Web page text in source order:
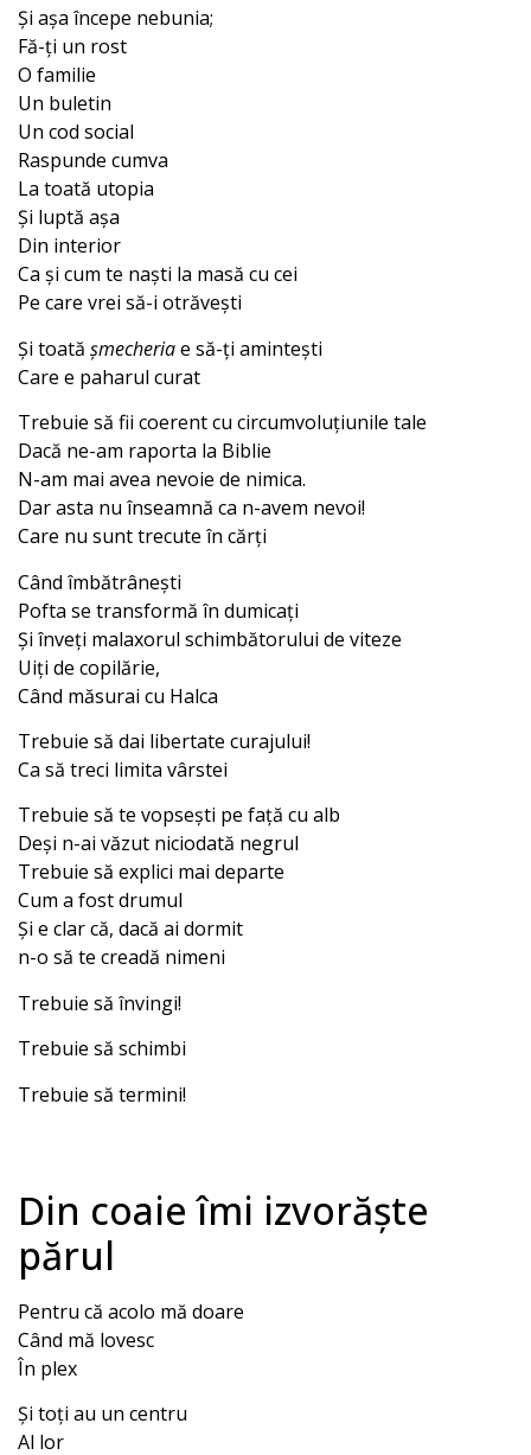
Și așa începe nebunia;
Fă-ți un rost
O familie
Un buletin
Un cod social
Raspunde cumva
La toată utopia
Și luptă așa
Din interior
Ca și cum te naști la masă cu cei
Pe care vrei să-i otrăvești
Și toată șmecheriae să-ți amintești
Care e paharul curat
Trebuie să fii coerent cu circumvoluțiunile tale
Dacă ne-am raporta la Biblie
N-am mai avea nevoie de nimica.
Dar asta nu înseamnă ca n-avem nevoi!
Care nu sunt trecute în cărți
Când îmbătrânești
Pofta se transformă în dumicați
Și înveți malaxorul schimbătorului de viteze
Uiți de copilărie,
Când măsurai cu Halca
Trebuie să dai libertate curajului!
Ca să treci limita vârstei
Trebuie să te vopsești pe față cu alb
Deși n-ai văzut niciodată negrul
Trebuie să explici mai departe
Cum a fost drumul
Și e clar că, dacă ai dormit
n-o să te creadă nimeni
Trebuie să învingi!
Trebuie să schimbi
Trebuie să termini!
Din coaie îmi izvorăște
părul
Pentru că acolo mă doare
Când mă lovesc
În plex
Și toți au un centru
Al lor